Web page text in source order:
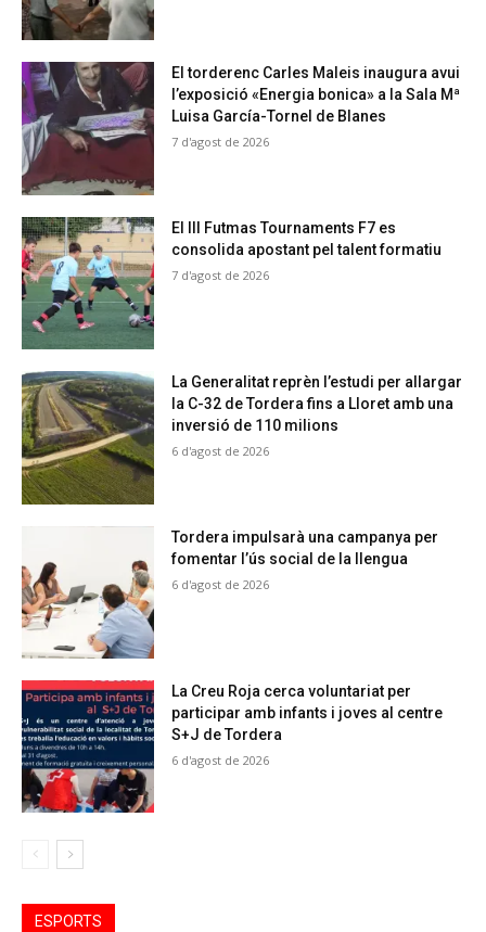
El torderenc Carles Maleis inaugura avui
l’exposició «Energia bonica» a la Sala Mª
Luisa García-Tornel de Blanes
7 d'agost de 2026
El III Futmas Tournaments F7 es
consolida apostant pel talent formatiu
7 d'agost de 2026
La Generalitat reprèn l’estudi per allargar
la C-32 de Tordera fins a Lloret amb una
inversió de 110 milions
6 d'agost de 2026
Tordera impulsarà una campanya per
fomentar l’ús social de la llengua
6 d'agost de 2026
La Creu Roja cerca voluntariat per
participar amb infants i joves al centre
S+J de Tordera
6 d'agost de 2026
ESPORTS